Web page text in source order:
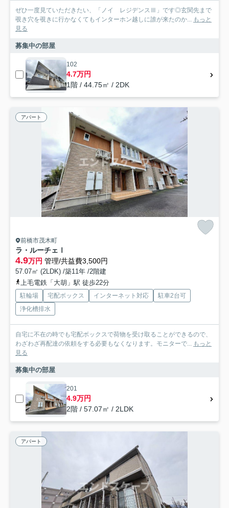
ぜひ一度見ていただきたい、「ノイ レジデンスⅢ」です◎玄関先まで
覗き穴を覗きに行かなくてもインターホン越しに誰が来たのか...
もっと
見る
募集中の部屋
102
4.7万円
1階 / 44.75㎡ / 2DK
アパート
前橋市茂木町
ラ・ルーチェⅠ
4.9万円 管理/共益費3,500円
57.07㎡ (2LDK) /築11年 /2階建
上毛電鉄「大胡」駅 徒歩22分
駐輪場 宅配ボックス インターネット対応
駐車2台可
浄化槽排水
自宅に不在の時でも宅配ボックスで荷物を受け取ることができるので、
わざわざ再配達の依頼をする必要もなくなります。モニターで...
もっと
見る
募集中の部屋
201
4.9万円
2階 / 57.07㎡ / 2LDK
アパート